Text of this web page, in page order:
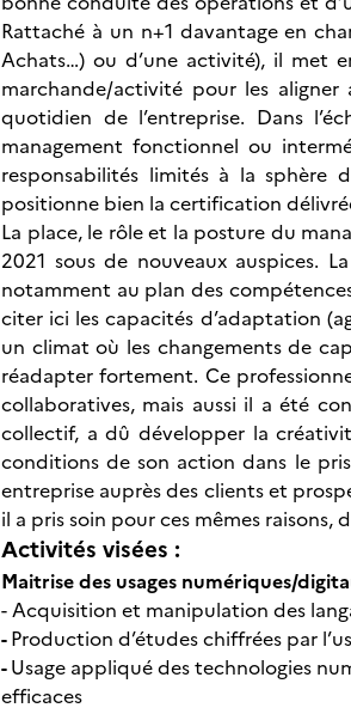
Rattaché à un n+1 davantage en
Achats…) ou d’une activité), il met
marchande/activité pour les
quotidien de l’entreprise. Dans
management fonctionnel ou
responsabilités limités à la sphère
positionne bien la certification
La place, le rôle et la posture du
2021 sous de nouveaux auspices.
notamment au plan des
citer ici les capacités d’adaptation
un climat où les changements de
réadapter fortement. Ce
collaboratives, mais aussi il a été
collectif, a dû développer la
conditions de son action dans le
entreprise auprès des clients et
il a pris soin pour ces mêmes
Activités visées :
Maitrise des usages numériques/
- Acquisition et manipulation des
-Production d’études chiffrées par
-Usage appliqué des technologies
efficaces